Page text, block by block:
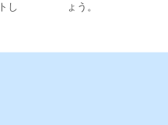
し
ょう。